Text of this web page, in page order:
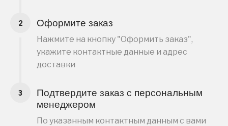
Оформите заказ
Нажмите на кнопку "Оформить заказ",
укажите контактные данные и адрес
доставки
Подтвердите заказ с персональным
менеджером
По указанным контактным данным с вами